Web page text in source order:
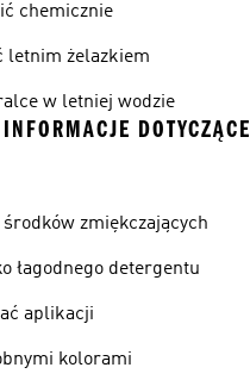
chemicznie
letnim żelazkiem
w letniej wodzie
DOTYCZĄCE
środków zmiękczających
łagodnego detergentu
aplikacji
kolorami